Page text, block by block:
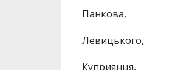
Панкова,
Левицького,
Куприянця,